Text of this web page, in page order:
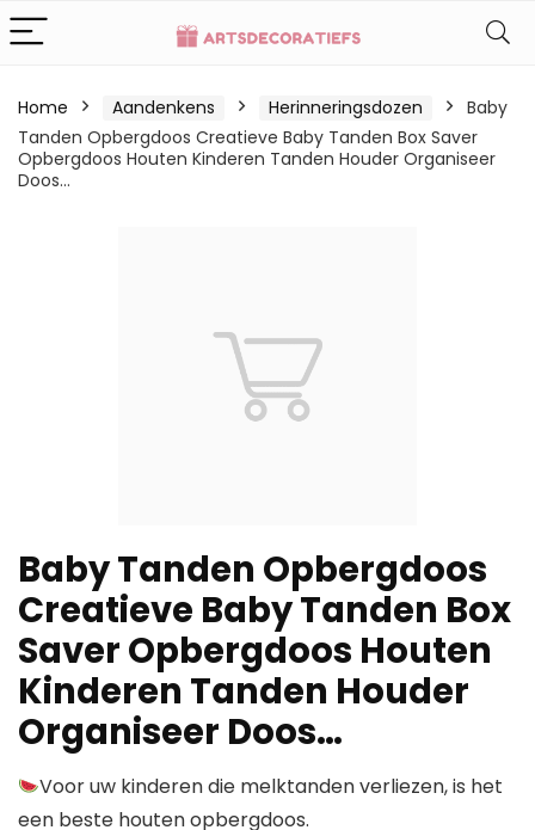
Home Aandenkens Herinneringsdozen
Baby
Tanden Opbergdoos Creatieve Baby Tanden Box Saver
Opbergdoos Houten Kinderen Tanden Houder Organiseer
Doos…
Baby Tanden Opbergdoos
Creatieve Baby Tanden Box
Saver Opbergdoos Houten
Kinderen Tanden Houder
Organiseer Doos…
Voor uw kinderen die melktanden verliezen, is het
een beste houten opbergdoos.